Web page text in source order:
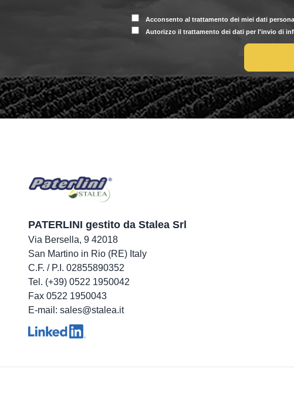
Acconsento al trattamento dei miei dati
Autorizzo il trattamento dei dati per l'invio di
PATERLINI gestito da Stalea Srl
Via Bersella, 9 42018
San Martino in Rio (RE) Italy
C.F. / P.I. 02855890352
Tel. (+39) 0522 1950042
Fax 0522 1950043
E-mail: sales@stalea.it